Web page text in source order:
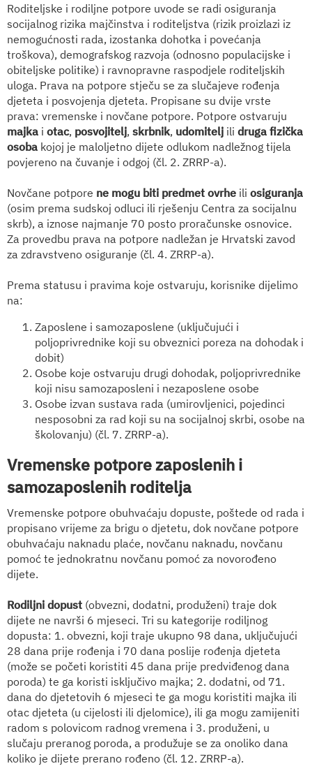
Roditeljske i rodiljne potpore uvode se radi osiguranja
socijalnog rizika majčinstva i roditeljstva (rizik proizlazi iz
nemogućnosti rada, izostanka dohotka i povećanja
troškova), demografskog razvoja (odnosno populacijske i
obiteljske politike) i ravnopravne raspodjele roditeljskih
uloga. Prava na potpore stječu se za slučajeve rođenja
djeteta i posvojenja djeteta. Propisane su dvije vrste
prava: vremenske i novčane potpore. Potpore ostvaruju
majka i otac, posvojitelj, skrbnik, udomitelj ili druga fizička
osoba kojoj je maloljetno dijete odlukom nadležnog tijela
povjereno na čuvanje i odgoj (čl. 2. ZRRP-a).
Novčane potpore ne mogu biti predmet ovrhe ili osiguranja
(osim prema sudskoj odluci ili rješenju Centra za socijalnu
skrb), a iznose najmanje 70 posto proračunske osnovice.
Za provedbu prava na potpore nadležan je Hrvatski zavod
za zdravstveno osiguranje (čl. 4. ZRRP-a).
Prema statusu i pravima koje ostvaruju, korisnike dijelimo
na:
Zaposlene i samozaposlene (uključujući i
poljoprivrednike koji su obveznici poreza na dohodak i
dobit)
Osobe koje ostvaruju drugi dohodak, poljoprivrednike
koji nisu samozaposleni i nezaposlene osobe
Osobe izvan sustava rada (umirovljenici, pojedinci
nesposobni za rad koji su na socijalnoj skrbi, osobe na
školovanju) (čl. 7. ZRRP-a).
Vremenske potpore zaposlenih i
samozaposlenih roditelja
Vremenske potpore obuhvaćaju dopuste, poštede od rada i
propisano vrijeme za brigu o djetetu, dok novčane potpore
obuhvaćaju naknadu plaće, novčanu naknadu, novčanu
pomoć te jednokratnu novčanu pomoć za novorođeno
dijete.
Rodiljni dopust (obvezni, dodatni, produženi) traje dok
dijete ne navrši 6 mjeseci. Tri su kategorije rodiljnog
dopusta: 1. obvezni, koji traje ukupno 98 dana, uključujući
28 dana prije rođenja i 70 dana poslije rođenja djeteta
(može se početi koristiti 45 dana prije predviđenog dana
poroda) te ga koristi isključivo majka; 2. dodatni, od 71.
dana do djetetovih 6 mjeseci te ga mogu koristiti majka ili
otac djeteta (u cijelosti ili djelomice), ili ga mogu zamijeniti
radom s polovicom radnog vremena i 3. produženi, u
slučaju preranog poroda, a produžuje se za onoliko dana
koliko je dijete prerano rođeno (čl. 12. ZRRP-a).